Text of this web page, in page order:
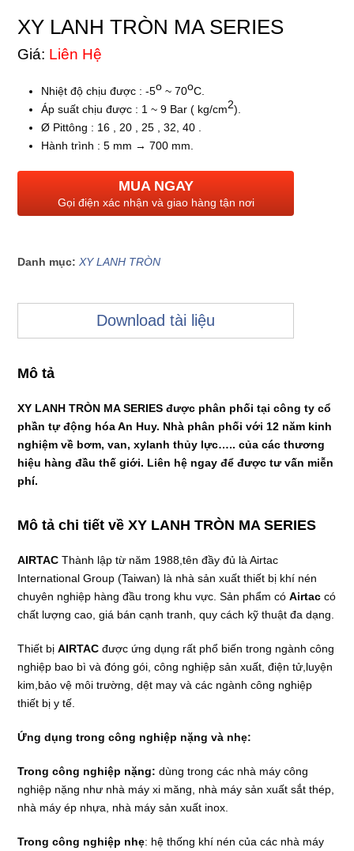
XY LANH TRÒN MA SERIES
Giá: Liên Hệ
Nhiệt độ chịu được : -5o ~ 70oC.
Áp suất chịu được : 1 ~ 9 Bar ( kg/cm2).
Ø Pittông : 16 , 20 , 25 , 32, 40 .
Hành trình : 5 mm → 700 mm.
MUA NGAY
Gọi điện xác nhận và giao hàng tận nơi
Danh mục: XY LANH TRÒN
Download tài liệu
Mô tả
XY LANH TRÒN MA SERIES được phân phối tại công ty cổ
phần tự động hóa An Huy. Nhà phân phối với 12 năm kinh
nghiệm về bơm, van, xylanh thủy lực….. của các thương
hiệu hàng đầu thế giới. Liên hệ ngay để được tư vấn miễn
phí.
Mô tả chi tiết về XY LANH TRÒN MA SERIES
AIRTAC Thành lập từ năm 1988,tên đầy đủ là Airtac
International Group (Taiwan) là nhà sản xuất thiết bị khí nén
chuyên nghiệp hàng đầu trong khu vực. Sản phẩm cóAirtac có
chất lượng cao, giá bán cạnh tranh, quy cách kỹ thuật đa dạng.
Thiết bịAIRTAC được ứng dụng rất phổ biến trong ngành công
nghiệp bao bì và đóng gói, công nghiệp sản xuất, điện tử,luyện
kim,bảo vệ môi trường, dệt may và các ngành công nghiệp
thiết bị y tế.
Ứng dụng trong công nghiệp nặng và nhẹ:
Trong công nghiệp nặng: dùng trong các nhà máy công
nghiệp nặng như nhà máy xi măng, nhà máy sản xuất sắt thép,
nhà máy ép nhựa, nhà máy sản xuất inox.
Trong công nghiệp nhẹ: hệ thống khí nén của các nhà máy